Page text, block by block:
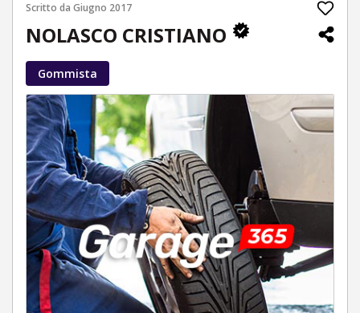
Scritto da Giugno 2017
NOLASCO CRISTIANO
Gommista